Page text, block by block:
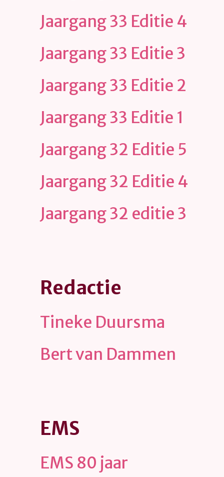
Jaargang 33 Editie 4
Jaargang 33 Editie 3
Jaargang 33 Editie 2
Jaargang 33 Editie 1
Jaargang 32 Editie 5
Jaargang 32 Editie 4
Jaargang 32 editie 3
Redactie
Tineke Duursma
Bert van Dammen
EMS
EMS 80 jaar